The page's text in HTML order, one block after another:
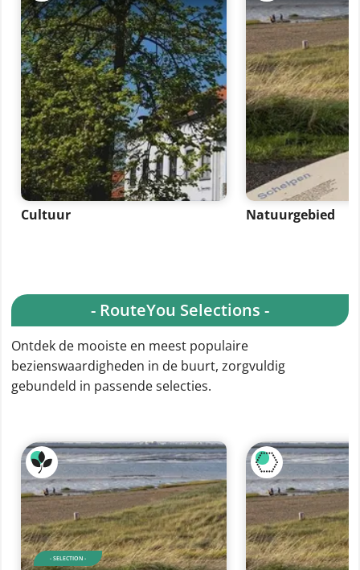
Cultuur Natuurgebied
- RouteYou Selections -
Ontdek de mooiste en meest populaire
bezienswaardigheden in de buurt, zorgvuldig
gebundeld in passende selecties.
- SELECTION -